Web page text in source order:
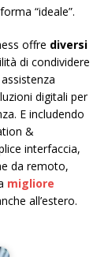
“ideale”.
offre diversi
di condividere
digitali per
E includendo
&
interfaccia,
da remoto,
migliore
all’estero.